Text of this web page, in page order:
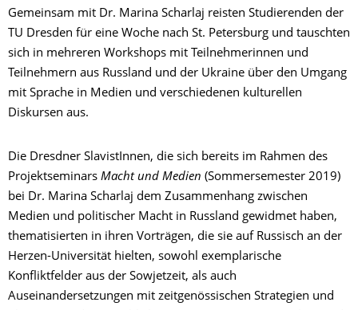
Gemeinsam mit Dr. Marina Scharlaj reisten Studierenden der
TU Dresden für eine Woche nach St. Petersburg und tauschten
sich in mehreren Workshops mit Teilnehmerinnen und
Teilnehmern aus Russland und der Ukraine über den Umgang
mit Sprache in Medien und verschiedenen kulturellen
Diskursen aus.
Die Dresdner SlavistInnen, die sich bereits im Rahmen des
Projektseminars Macht und Medien (Sommersemester 2019)
bei Dr. Marina Scharlaj dem Zusammenhang zwischen
Medien und politischer Macht in Russland gewidmet haben,
thematisierten in ihren Vorträgen, die sie auf Russisch an der
Herzen-Universität hielten, sowohl exemplarische
Konfliktfelder aus der Sowjetzeit, als auch
Auseinandersetzungen mit zeitgenössischen Strategien und